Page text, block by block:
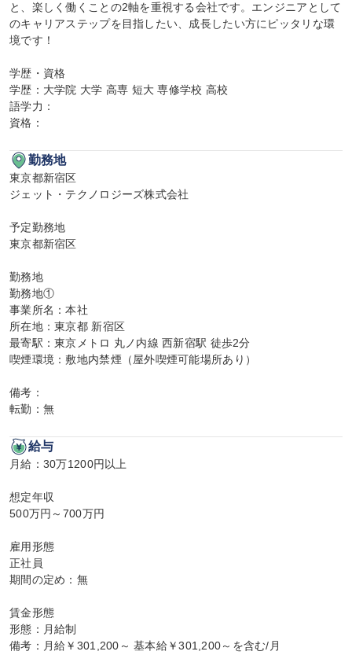
と、楽しく働くことの2軸を重視する会社です。エンジニアとして
のキャリアステップを目指したい、成長したい方にピッタリな環
境です！
学歴・資格
学歴：大学院 大学 高専 短大 専修学校 高校
語学力：
資格：
勤務地
東京都新宿区
ジェット・テクノロジーズ株式会社
予定勤務地
東京都新宿区
勤務地
勤務地①
事業所名：本社
所在地：東京都 新宿区
最寄駅：東京メトロ 丸ノ内線 西新宿駅 徒歩2分
喫煙環境：敷地内禁煙（屋外喫煙可能場所あり）
備考：
転勤：無
給与
月給：30万1200円以上
想定年収
500万円～700万円
雇用形態
正社員
期間の定め：無
賃金形態
形態：月給制
備考：月給￥301,200～ 基本給￥301,200～を含む/月